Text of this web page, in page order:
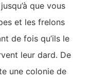
que vous
et les frelons
de fois qu’ils le
leur dard. De
une colonie de